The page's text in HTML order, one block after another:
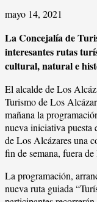
mayo 14, 2021
La Concejalía de
interesantes rutas
cultural, natural e
El alcalde de Los
Turismo de Los
mañana la
nueva iniciativa puesta
de Los Alcázares una
fin de semana, fuera
La programación,
nueva ruta guiada